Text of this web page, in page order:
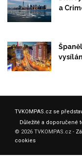
a
TVKOMPAS.cz se
Důležité a doporučené
© 2026 TVKOMPAS.cz -
cookies